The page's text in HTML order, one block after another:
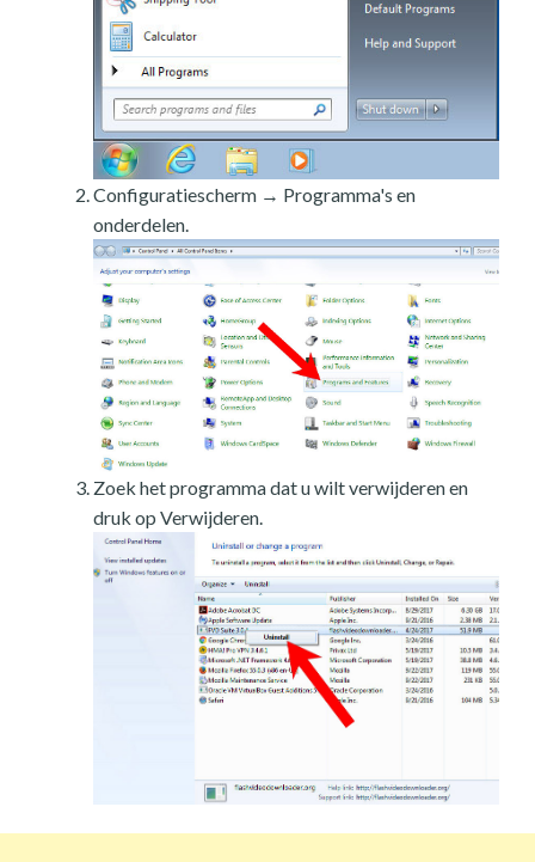
Configuratiescherm → Programma's en
onderdelen.
Zoek het programma dat u wilt verwijderen en
druk op Verwijderen.